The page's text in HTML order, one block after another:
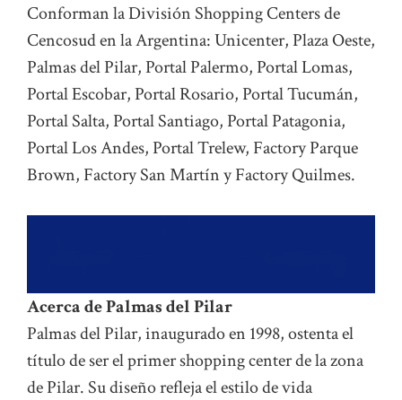
Conforman la División Shopping Centers de
Cencosud en la Argentina: Unicenter, Plaza Oeste,
Palmas del Pilar, Portal Palermo, Portal Lomas,
Portal Escobar, Portal Rosario, Portal Tucumán,
Portal Salta, Portal Santiago, Portal Patagonia,
Portal Los Andes, Portal Trelew, Factory Parque
Brown, Factory San Martín y Factory Quilmes.
Acerca de Palmas del Pilar
Palmas del Pilar, inaugurado en 1998, ostenta el
título de ser el primer shopping center de la zona
de Pilar. Su diseño refleja el estilo de vida